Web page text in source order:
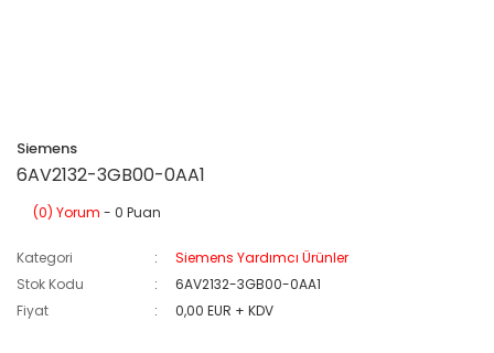
Siemens
6AV2132-3GB00-0AA1
(0) Yorum - 0 Puan
Kategori
Siemens Yardımcı Ürünler
Stok Kodu
6AV2132-3GB00-0AA1
Fiyat
0,00 EUR + KDV